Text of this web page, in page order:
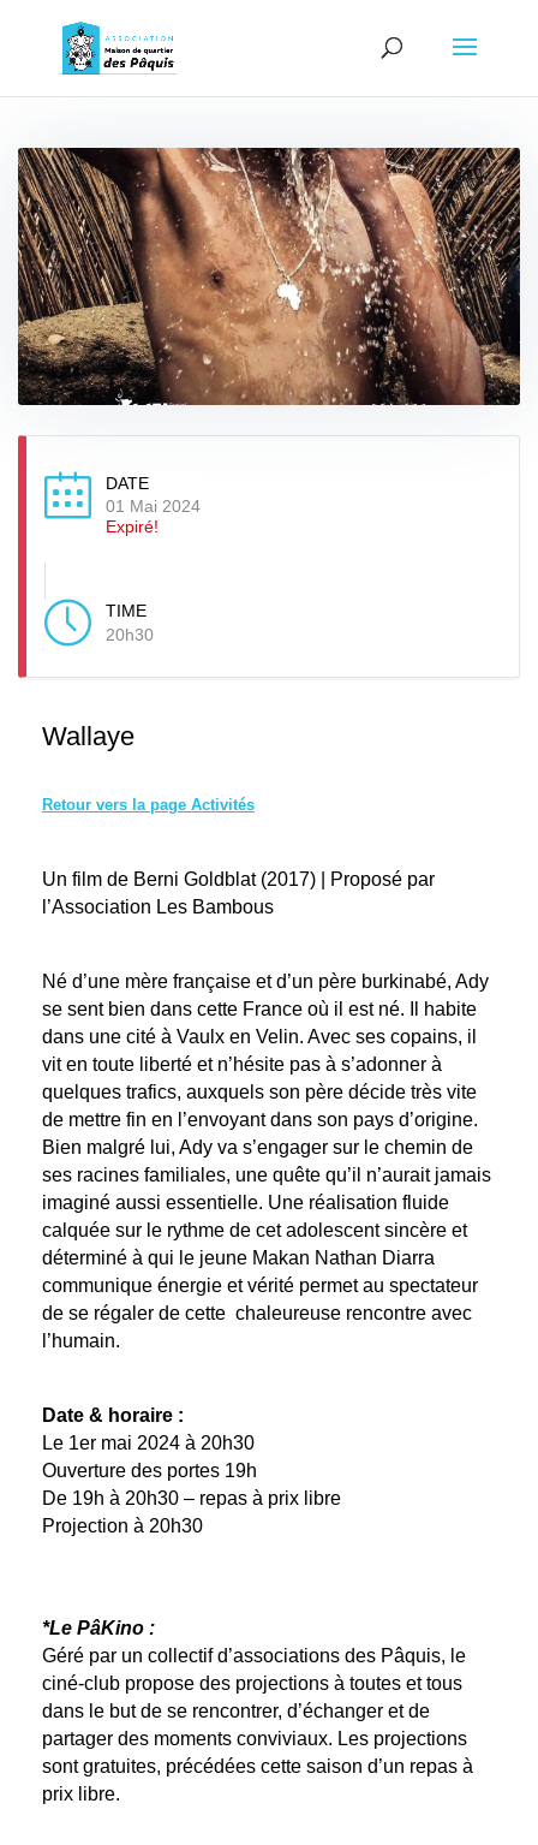
DATE
01 Mai 2024
Expiré!
TIME
20h30
Wallaye
Retour vers la page Activités
Un film de Berni Goldblat (2017) | Proposé par
l’Association Les Bambous
Né d’une mère française et d’un père burkinabé, Ady
se sent bien dans cette France où il est né. Il habite
dans une cité à Vaulx en Velin. Avec ses copains, il
vit en toute liberté et n’hésite pas à s’adonner à
quelques trafics, auxquels son père décide très vite
de mettre fin en l’envoyant dans son pays d’origine.
Bien malgré lui, Ady va s’engager sur le chemin de
ses racines familiales, une quête qu’il n’aurait jamais
imaginé aussi essentielle. Une réalisation fluide
calquée sur le rythme de cet adolescent sincère et
déterminé à qui le jeune Makan Nathan Diarra
communique énergie et vérité permet au spectateur
de se régaler de cette chaleureuse rencontre avec
l’humain.
Date & horaire :
Le 1er mai 2024 à 20h30
Ouverture des portes 19h
De 19h à 20h30 – repas à prix libre
Projection à 20h30
*Le PâKino :
Géré par un collectif d’associations des Pâquis, le
ciné-club propose des projections à toutes et tous
dans le but de se rencontrer, d’échanger et de
partager des moments conviviaux. Les projections
sont gratuites, précédées cette saison d’un repas à
prix libre.